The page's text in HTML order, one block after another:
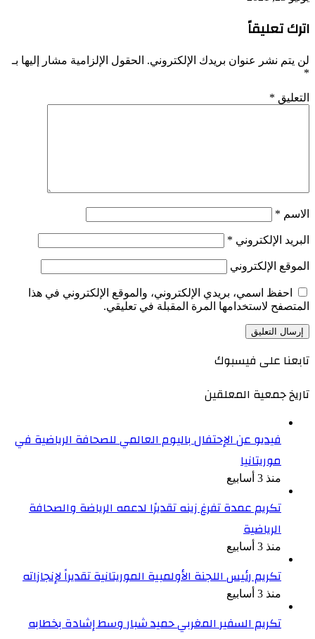
اترك تعليقاً
لن يتم نشر عنوان بريدك الإلكتروني. الحقول الإلزامية مشار إليها بـ
*
التعليق *
الاسم *
البريد الإلكتروني *
الموقع الإلكتروني
احفظ اسمي، بريدي الإلكتروني، والموقع الإلكتروني في هذا
المتصفح لاستخدامها المرة المقبلة في تعليقي.
تابعنا على فيسبوك
تاريخ جمعية المعلقين
فيديو عن الإحتفال باليوم العالمي للصحافة الرياضية في
موريتانيا
منذ 3 أسابيع
تكريم عمدة تفرغ زينه تقديرًا لدعمه الرياضة والصحافة
الرياضية
منذ 3 أسابيع
تكريم رئيس اللجنة الأولمبية الموريتانية تقديراً لإنجازاته
منذ 3 أسابيع
تكريم السفير المغربي حميد شبار وسط إشادة بخطابه